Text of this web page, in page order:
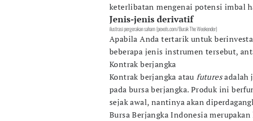
keterlibatan mengenai potensi imbal
Jenis-jenis derivatif
ilustrasi pergerakan saham (pexels.com/Burak The Weekender)
Apabila Anda tertarik untuk
beberapa jenis instrumen tersebut,
Kontrak berjangka
Kontrak berjangka ataufuturesadalah
pada bursa berjangka. Produk ini
sejak awal, nantinya akan
Bursa Berjangka Indonesia